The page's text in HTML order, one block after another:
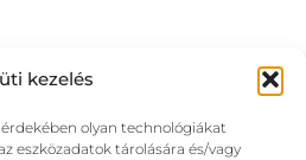
kezelés
olyan technológiákat
eszközadatok tárolására és/vagy